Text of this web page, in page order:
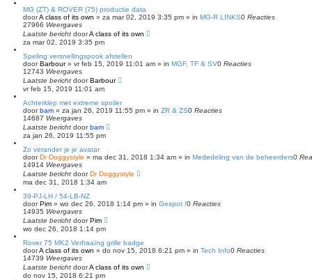
MG (ZT) & ROVER (75) productie data
doorA class of its own » za mar 02, 2019 3:35 pm » in MG-R LINKS0 Reacties
27966 Weergaves
Laatste bericht doorA class of its own
za mar 02, 2019 3:35 pm
Speling versnellingspook afstellen
doorBarbour» vr feb 15, 2019 11:01 am » in MGF, TF & SV0 Reacties
12743 Weergaves
Laatste bericht doorBarbour
vr feb 15, 2019 11:01 am
Achterklep met extreme spoiler
doorbam » za jan 26, 2019 11:55 pm » in ZR & ZS0 Reacties
14687 Weergaves
Laatste bericht doorbam
za jan 26, 2019 11:55 pm
Zo verander je je avatar
doorDr Doggystyle » ma dec 31, 2018 1:34 am » in Mededeling van de beheerders0
14914 Weergaves
Laatste bericht doorDr Doggystyle
ma dec 31, 2018 1:34 am
39-PJ-LH / 54-LB-NZ
doorPim » wo dec 26, 2018 1:14 pm » in Gespot !0 Reacties
14935 Weergaves
Laatste bericht doorPim
wo dec 26, 2018 1:14 pm
Rover 75 MK2 Verfraaïng grille badge
doorA class of its own » do nov 15, 2018 6:21 pm » in Tech Info0 Reacties
14739 Weergaves
Laatste bericht doorA class of its own
do nov 15, 2018 6:21 pm